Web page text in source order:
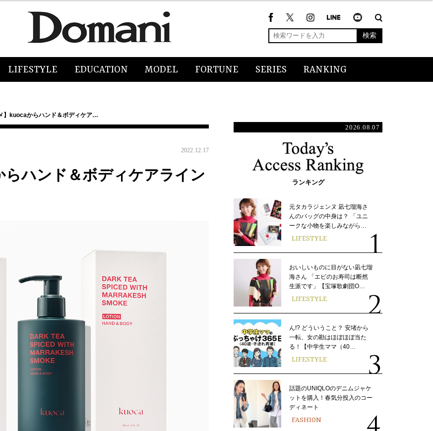
検索
LIFESTYLE EDUCATION MODEL FORTUNE SERIES RANKING
】kuocaからハンド＆ボディケア…
2022.12.17
らハンド＆ボディケアライン
2026.08.07
ランキング
元タカラジェンヌ 凪七瑠海さ
んのバッグの中身は？ 「ユニ
ークな小物を楽しみながら…
LIFESTYLE
おいしいものに目がない凪七瑠
海さん 「エビのお寿司は断然
生派です」【宝塚歌劇団O…
LIFESTYLE
ん!? どういうこと？ 安堵から
一転、女の勘はほぼほぼ当た
る！【中学生ママ（40…
LIFESTYLE
話題のUNIQLOのデニムジャケ
ットを購入！春気分投入のコー
ディネート
FASHION